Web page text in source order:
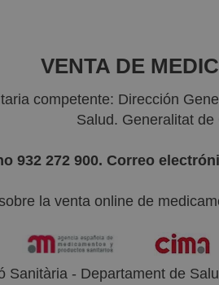
VENTA DE
competente: Dirección
Salud. Generalitat de
932 272 900. Correo
la venta online de
Sanitària - Departament de